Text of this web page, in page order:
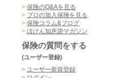
> 保険のQ&Aを見る
> プロの加入保険を見る
> 保険コラム&ブログ
> ほけん知恵袋マガジン
保険の質問をする
(ユーザー登録)
> ユーザー新規登録